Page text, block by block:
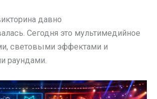
давно
Сегодня это мультимедийное
световыми эффектами и
раундами.